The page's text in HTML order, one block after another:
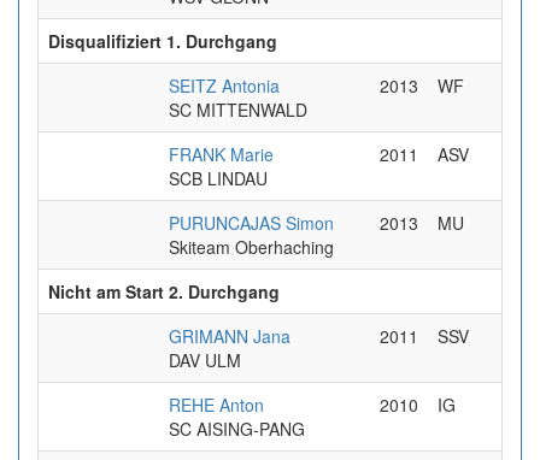
Disqualifiziert 1. Durchgang
SEITZ Antonia
SC MITTENWALD
2013 WF
FRANK Marie
SCB LINDAU
2011 ASV
PURUNCAJAS Simon
Skiteam Oberhaching
2013 MU
Nicht am Start 2. Durchgang
GRIMANN Jana
DAV ULM
2011 SSV
REHE Anton
SC AISING-PANG
2010 IG